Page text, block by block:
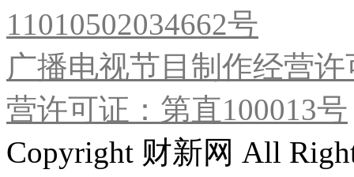
11010502034662号
广播电视节目制作经营
营许可证：第直100013号
Copyright 财新网 All